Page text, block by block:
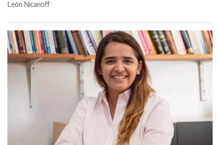
León Nicanoff